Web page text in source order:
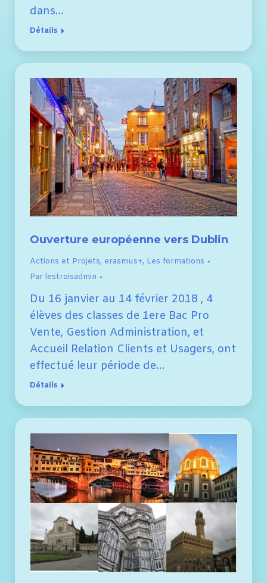
dans…
Détails
Ouverture européenne vers Dublin
Actions et Projets, erasmus+, Les formations
Par lestroisadmin
Du 16 janvier au 14 février 2018 , 4
élèves des classes de 1ere Bac Pro
Vente, Gestion Administration, et
Accueil Relation Clients et Usagers, ont
effectué leur période de…
Détails